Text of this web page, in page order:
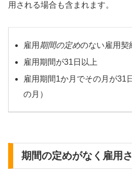
用される場合も含まれます。
雇用 期間の定めのない雇用契
雇用期間が31日以上
雇用期間1か月でその月が31
の月）
期間の定めがなく雇用